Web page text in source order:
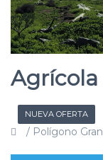
NUEVA OFERTA
/ Polígono